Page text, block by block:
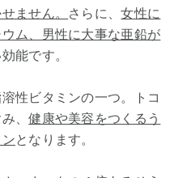
ません。
さらに、女性に
ム、男性に大事な亜鉛が
能です。
性ビタミンの一つ。トコ
、健康や美容をつくるう
となります。